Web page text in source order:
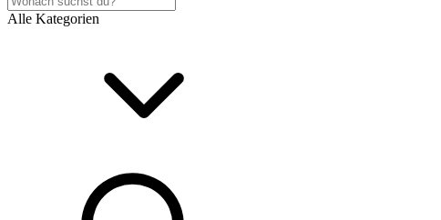
Alle Kategorien